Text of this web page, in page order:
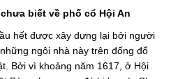
biết về phố cổ Hội An
hết được xây dựng lại bởi người
ngôi nhà này trên đống đổ
Bởi vì khoảng năm 1617, ở Hội